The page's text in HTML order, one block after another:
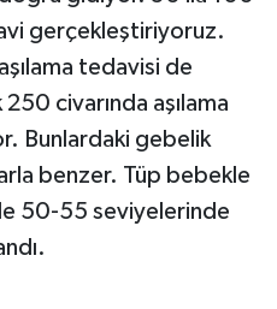
gerçekleştiriyoruz.
tedavisi de
250 civarında aşılama
Bunlardaki gebelik
benzer. Tüp bebekle
50-55 seviyelerinde